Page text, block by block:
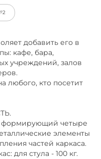
добавить его в
кафе, бара,
учреждений, залов
любого, кто посетит
формирующий четыре
элементы
частей каркаса.
для стула - 100 кг.